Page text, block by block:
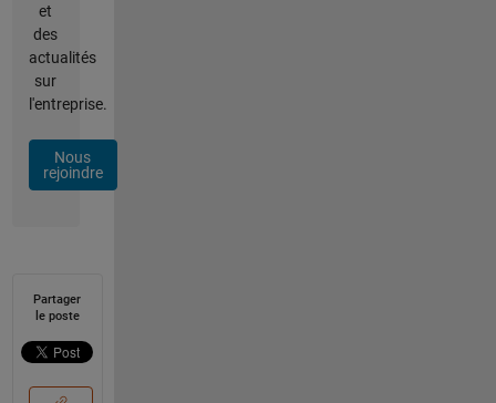
et
des
actualités
sur
l'entreprise.
Nous
rejoindre
Partager
le poste